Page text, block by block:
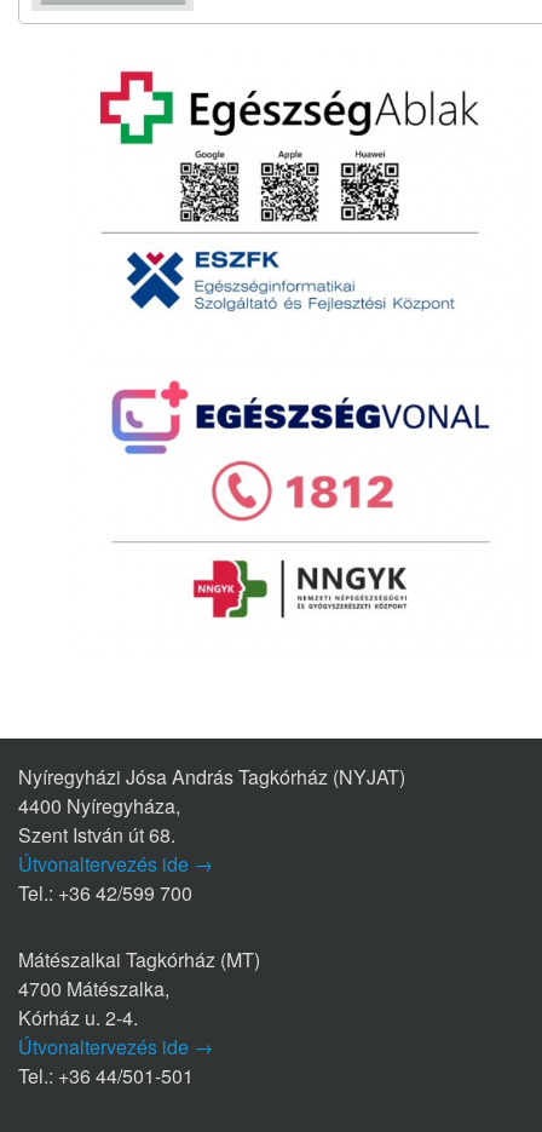
Nyíregyházi Jósa András Tagkórház (NYJAT)
4400 Nyíregyháza,
Szent István út 68.
Útvonaltervezés ide →
Tel.: +36 42/599 700
Mátészalkai Tagkórház (MT)
4700 Mátészalka,
Kórház u. 2-4.
Útvonaltervezés ide →
Tel.: +36 44/501-501